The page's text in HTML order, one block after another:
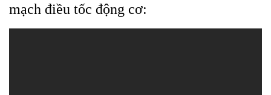
mạch điều tốc động cơ: